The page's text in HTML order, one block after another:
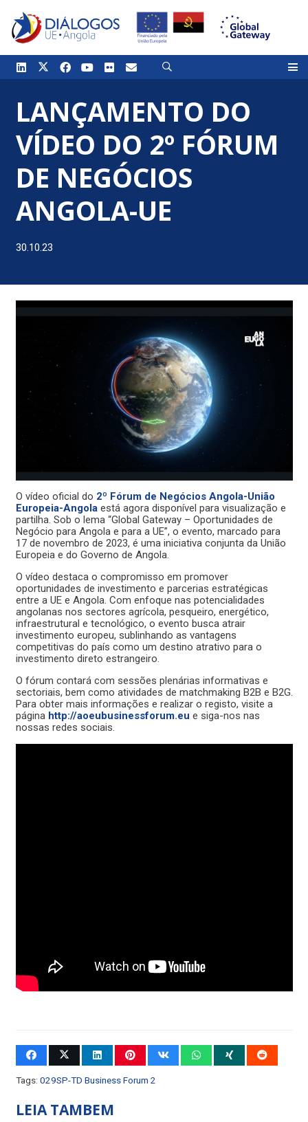
LANÇAMENTO DO
VÍDEO DO 2º FÓRUM
DE NEGÓCIOS
ANGOLA-UE
30.10.23
O vídeo oficial do 2º Fórum de Negócios Angola-União
Europeia-Angolaestá agora disponível para visualização e
partilha. Sob o lema “Global Gateway – Oportunidades de
Negócio para Angola e para a UE”, o evento, marcado para
17 de novembro de 2023, é uma iniciativa conjunta da União
Europeia e do Governo de Angola.
O vídeo destaca o compromisso em promover
oportunidades de investimento e parcerias estratégicas
entre a UE e Angola. Com enfoque nas potencialidades
angolanas nos sectores agrícola, pesqueiro, energético,
infraestrutural e tecnológico, o evento busca atrair
investimento europeu, sublinhando as vantagens
competitivas do país como um destino atrativo para o
investimento direto estrangeiro.
O fórum contará com sessões plenárias informativas e
sectoriais, bem como atividades de matchmaking B2B e B2G.
Para obter mais informações e realizar o registo, visite a
página http://aoeubusinessforum.eu e siga-nos nas
nossas redes sociais.
Tags: 029SP-TD Business Forum 2
LEIA TAMBEM